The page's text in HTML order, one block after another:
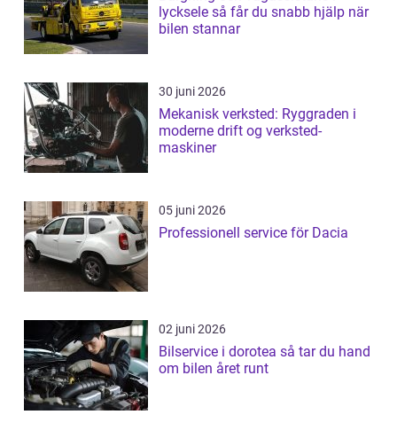
lycksele så får du snabb hjälp när
bilen stannar
30 juni 2026
Mekanisk verksted: Ryggraden i
moderne drift og verksted-
maskiner
05 juni 2026
Professionell service för Dacia
02 juni 2026
Bilservice i dorotea så tar du hand
om bilen året runt